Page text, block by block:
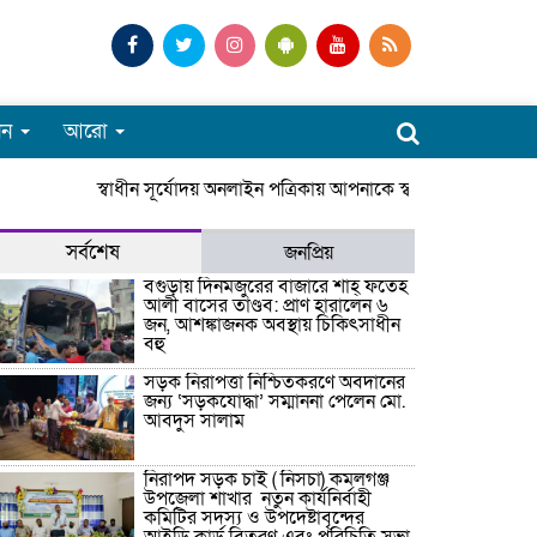
আরো
স্বাধীন সূর্যোদয় অনলাইন পত্রিকায় আপনাকে স্বাগতম।
সর্বশেষ
জনপ্রিয়
বগুড়ায় দিনমজুরের বাজারে শাহ্ ফতেহ
আলী বাসের তাণ্ডব: প্রাণ হারালেন ৬
জন, আশঙ্কাজনক অবস্থায় চিকিৎসাধীন
বহু
সড়ক নিরাপত্তা নিশ্চিতকরণে অবদানের
জন্য ‘সড়কযোদ্ধা’ সম্মাননা পেলেন মো.
আবদুস সালাম
নিরাপদ সড়ক চাই ( নিসচা) কমলগঞ্জ
উপজেলা শাখার নতুন কার্যনির্বাহী
কমিটির সদস্য ও উপদেষ্টাবৃন্দের